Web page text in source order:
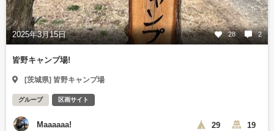
2025年3月15日 28 2
皆野キャンプ場!
[茨城県] 皆野キャンプ場
グループ 区画サイト
Maaaaaa! 29 19